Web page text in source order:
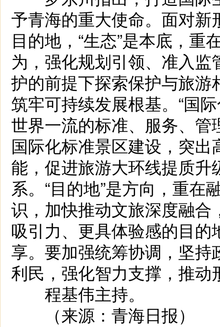
予青海的重大使命。面对
目的地，“生态”是本底，
为，强化规划引领、准入
护的前提下探索保护与旅
筑牢可持续发展根基。“国
世界一流的标准、服务、
国际化标准景区建设，突
能，促进旅游大环线提质
系。“目的地”是方向，重在
识，加快推动文旅深度融
吸引力、更具体验感的目
享。要加强统筹协调，坚
利民，强化智力支撑，推
程基伟主持。
（来源：青海日